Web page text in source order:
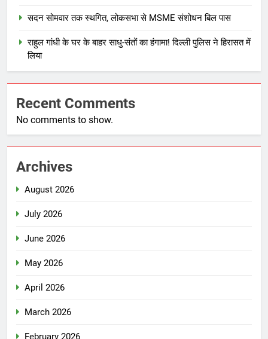
सदन सोमवार तक स्थगित, लोकसभा से MSME संशोधन बिल पास
राहुल गांधी के घर के बाहर साधु-संतों का हंगामा! दिल्ली पुलिस ने हिरासत में
लिया
Recent Comments
No comments to show.
Archives
August 2026
July 2026
June 2026
May 2026
April 2026
March 2026
February 2026